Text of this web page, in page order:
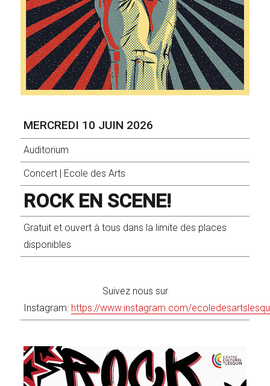
MERCREDI 10 JUIN 2026
Auditorium
Concert | Ecole des Arts
ROCK EN SCENE!
Gratuit et ouvert à tous dans la limite des places
disponibles
Suivez nous sur
Instagram: https://www.instagram.com/